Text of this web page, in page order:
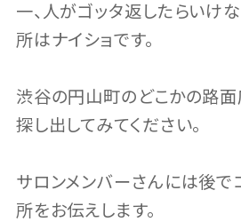
一、人がゴッタ返したらいけ
所はナイショです。
渋谷の円山町のどこかの路面
探し出してみてください。
サロンメンバーさんには後で
所をお伝えします。